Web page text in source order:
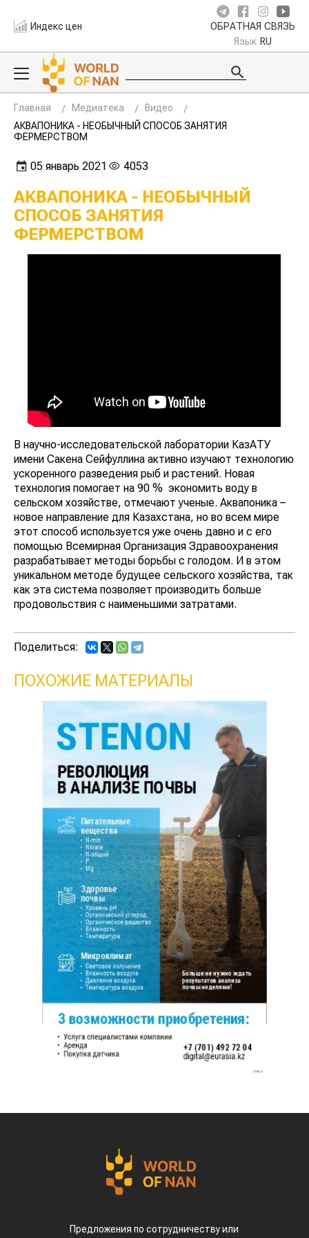
Индекс цен ОБРАТНАЯ СВЯЗЬ
Язык RU
Главная Медиатека
Видео
АКВАПОНИКА - НЕОБЫЧНЫЙ СПОСОБ ЗАНЯТИЯ
ФЕРМЕРСТВОМ
05 январь 2021 4053
АКВАПОНИКА - НЕОБЫЧНЫЙ
СПОСОБ ЗАНЯТИЯ
ФЕРМЕРСТВОМ
В научно-исследовательской лаборатории КазАТУ
имени Сакена Сейфуллина активно изучают технологию
ускоренного разведения рыб и растений. Новая
технология помогает на 90 % экономить воду в
сельском хозяйстве, отмечают ученые. Аквапоника –
новое направление для Казахстана, но во всем мире
этот способ используется уже очень давно и с его
помощью Всемирная Организация Здравоохранения
разрабатывает методы борьбы с голодом. И в этом
уникальном методе будущее сельского хозяйства, так
как эта система позволяет производить больше
продовольствия с наименьшими затратами.
Поделиться:
ПОХОЖИЕ МАТЕРИАЛЫ
Предложения по сотрудничеству или